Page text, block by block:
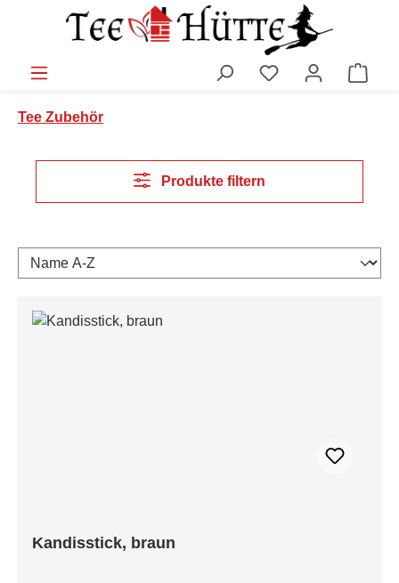
Zum Hauptinhalt springen
Du hast 0
Tee Zubehör
Produkte filtern
Kandisstick, braun